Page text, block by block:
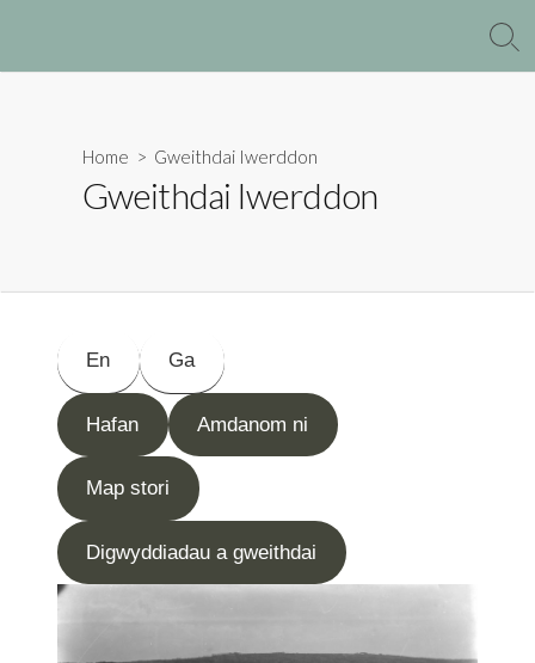
content
Home > Gweithdai Iwerddon
Gweithdai Iwerddon
En Ga
Hafan Amdanom ni
Map stori
Digwyddiadau a gweithdai